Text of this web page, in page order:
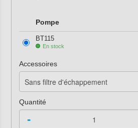
Pompe
BT115
En stock
Accessoires
Quantité
-